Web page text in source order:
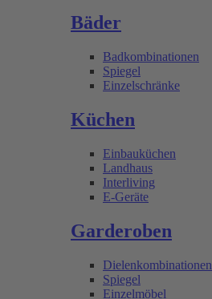
Bäder
Badkombinationen
Spiegel
Einzelschränke
Küchen
Einbauküchen
Landhaus
Interliving
E-Geräte
Garderoben
Dielenkombinationen
Spiegel
Einzelmöbel